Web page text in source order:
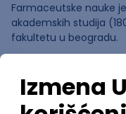
Farmaceutske nauke
akademskih studija
fakultetu u beogradu.
Ocene